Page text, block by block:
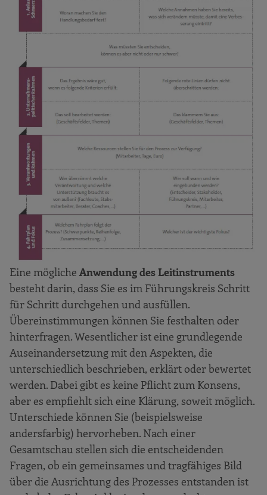
Eine mögliche Anwendung des Leitinstruments
besteht darin, dass Sie es im Führungskreis Schritt
für Schritt durchgehen und ausfüllen.
Übereinstimmungen können Sie festhalten oder
hinterfragen. Wesentlicher ist eine grundlegende
Auseinandersetzung mit den Aspekten, die
unterschiedlich beschrieben, erklärt oder bewertet
werden. Dabei gibt es keine Pflicht zum Konsens,
aber es empfiehlt sich eine Klärung, soweit möglich.
Unterschiede können Sie (beispielsweise
andersfarbig) hervorheben. Nach einer
Gesamtschau stellen sich die ent­scheidenden
Fragen, ob ein gemeinsames und tragfähiges Bild
über die Ausrichtung des Prozesses entstanden ist